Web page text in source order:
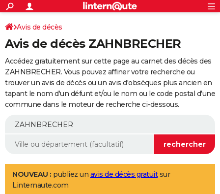
ACTUALITÉS
Politique
Société
Faits Divers
Education
Monde
Villes
+
SPORT
Coupe du monde 2026
Football
Tennis
Cyclisme
Rugby
Forum
Programme TV
TNT
Streaming
Cinéma
Sorties cinéma
Musique
+FINANCE
Retraite
Epargne
Immobilier
Risques naturels par ville
Assurance
AUTO
Essais
Réserver un essai
Citadines
Berlines
SUV
Forum auto
+
Mobiles
Meilleur smartphone
Internet
Ordinateurs
Jeux vidéo
Guide high-tech
Aménagement intérieur
LIFESTYLE
Art de vivre
Bien-être
Loisirs
Mode
Modes de vie
Avis de décès
Avis de décès ZAHNBRECHER
Accédez gratuitement sur cette page au carnet des décès des
ZAHNBRECHER. Vous pouvez affiner votre recherche ou
trouver un avis de décès ou un avis d'obsèques plus ancien en
tapant le nom d'un défunt et/ou le nom ou le code postal d'une
commune dans le moteur de recherche ci-dessous.
NOUVEAU : publiez un avis de décès gratuitsur
Linternaute.com